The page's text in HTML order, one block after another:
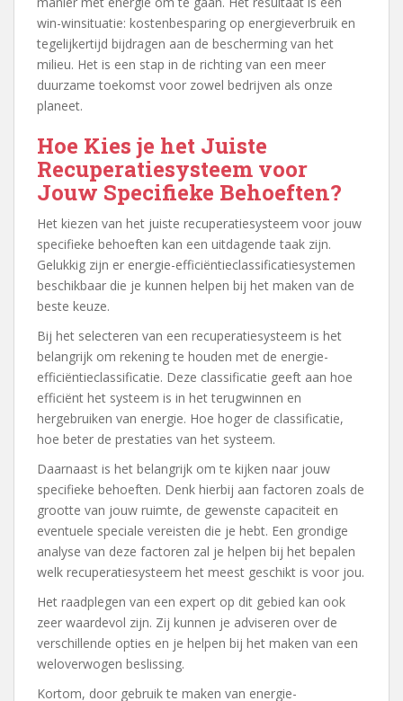
win-winsituatie: kostenbesparing op energieverbruik en
tegelijkertijd bijdragen aan de bescherming van het
milieu. Het is een stap in de richting van een meer
duurzame toekomst voor zowel bedrijven als onze
planeet.
Hoe Kies je het Juiste
Recuperatiesysteem voor
Jouw Specifieke Behoeften?
Het kiezen van het juiste recuperatiesysteem voor jouw
specifieke behoeften kan een uitdagende taak zijn.
Gelukkig zijn er energie-efficiëntieclassificatiesystemen
beschikbaar die je kunnen helpen bij het maken van de
beste keuze.
Bij het selecteren van een recuperatiesysteem is het
belangrijk om rekening te houden met de energie-
efficiëntieclassificatie. Deze classificatie geeft aan hoe
efficiënt het systeem is in het terugwinnen en
hergebruiken van energie. Hoe hoger de classificatie,
hoe beter de prestaties van het systeem.
Daarnaast is het belangrijk om te kijken naar jouw
specifieke behoeften. Denk hierbij aan factoren zoals de
grootte van jouw ruimte, de gewenste capaciteit en
eventuele speciale vereisten die je hebt. Een grondige
analyse van deze factoren zal je helpen bij het bepalen
welk recuperatiesysteem het meest geschikt is voor jou.
Het raadplegen van een expert op dit gebied kan ook
zeer waardevol zijn. Zij kunnen je adviseren over de
verschillende opties en je helpen bij het maken van een
weloverwogen beslissing.
Kortom, door gebruik te maken van energie-